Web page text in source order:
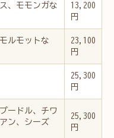
、モモンガな
13,200
円
ルモットな
23,100
円
25,300
円
ードル、チワ
ン、シーズ
25,300
円